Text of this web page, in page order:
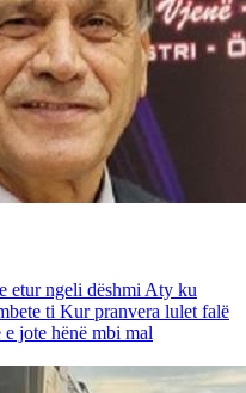
etur ngeli dëshmi Aty ku
ti Kur pranvera lulet falë
jote hënë mbi mal